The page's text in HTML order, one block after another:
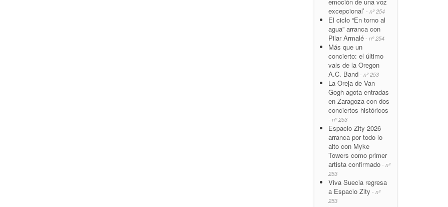
excepcional’ - nº 254
El ciclo “En torno al
agua” arranca con
Pilar Armalé - nº 254
Más que un
concierto: el último
vals de la Oregon
A.C. Band - nº 253
La Oreja de Van
Gogh agota entradas
en Zaragoza con dos
conciertos históricos
- nº 253
Espacio Zity 2026
arranca por todo lo
alto con Myke
Towers como primer
artista confirmado - nº
253
Viva Suecia regresa
a Espacio Zity - nº
253